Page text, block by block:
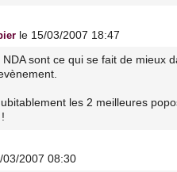
le 15/03/2007 18:47
sont ce qui se fait de mieux
les 2 meilleures
03/2007 08:30